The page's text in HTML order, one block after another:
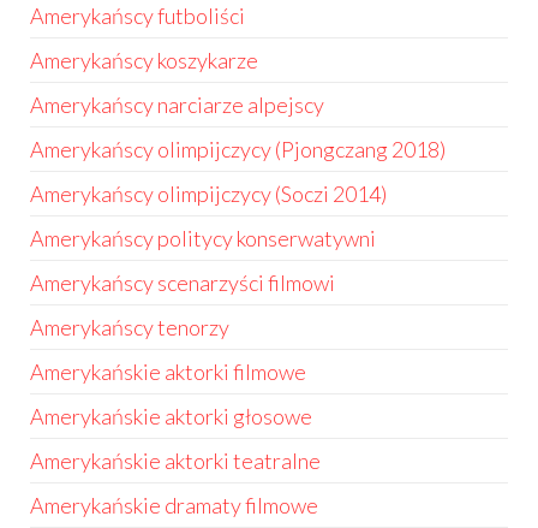
Amerykańscy futboliści
Amerykańscy koszykarze
Amerykańscy narciarze alpejscy
Amerykańscy olimpijczycy (Pjongczang 2018)
Amerykańscy olimpijczycy (Soczi 2014)
Amerykańscy politycy konserwatywni
Amerykańscy scenarzyści filmowi
Amerykańscy tenorzy
Amerykańskie aktorki filmowe
Amerykańskie aktorki głosowe
Amerykańskie aktorki teatralne
Amerykańskie dramaty filmowe